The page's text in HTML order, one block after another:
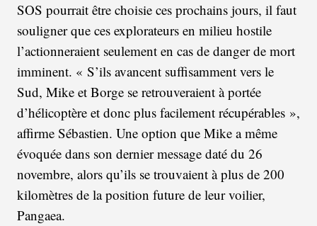
SOS pourrait être choisie ces prochains jours, il faut
souligner que ces explorateurs en milieu hostile
l’actionneraient seulement en cas de danger de mort
imminent. « S’ils avancent suffisamment vers le
Sud, Mike et Borge se retrouveraient à portée
d’hélicoptère et donc plus facilement récupérables »,
affirme Sébastien. Une option que Mike a même
évoquée dans son dernier message daté du 26
novembre, alors qu’ils se trouvaient à plus de 200
kilomètres de la position future de leur voilier,
Pangaea.